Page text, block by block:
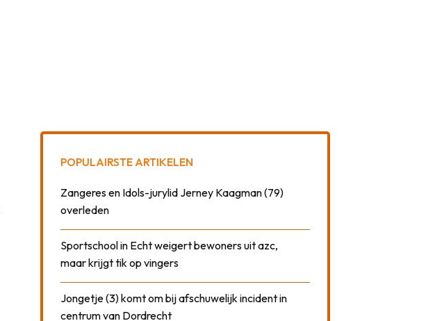
POPULAIRSTE ARTIKELEN
Zangeres en Idols-jurylid Jerney Kaagman (79)
overleden
Sportschool in Echt weigert bewoners uit azc,
maar krijgt tik op vingers
Jongetje (3) komt om bij afschuwelijk incident in
centrum van Dordrecht